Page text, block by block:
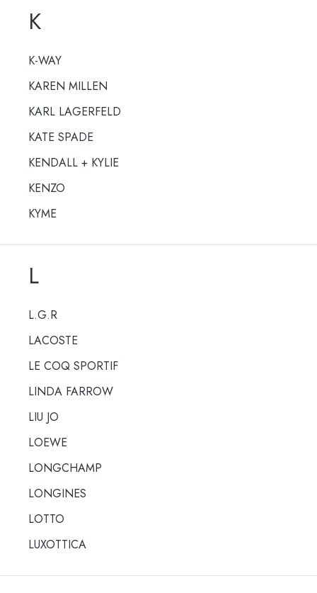
K
K-WAY
KAREN MILLEN
KARL LAGERFELD
KATE SPADE
KENDALL + KYLIE
KENZO
KYME
L
L.G.R
LACOSTE
LE COQ SPORTIF
LINDA FARROW
LIU JO
LOEWE
LONGCHAMP
LONGINES
LOTTO
LUXOTTICA